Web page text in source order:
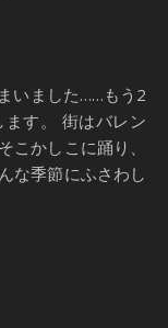
す。 街はバレン
こかしこに踊り、
な季節にふさわし